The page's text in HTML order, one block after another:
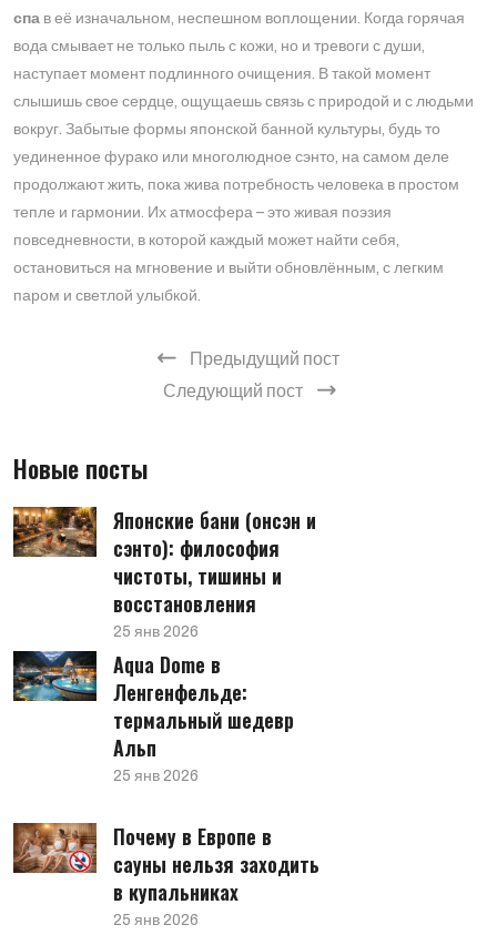
спа в её изначальном, неспешном воплощении. Когда горячая
вода смывает не только пыль с кожи, но и тревоги с души,
наступает момент подлинного очищения. В такой момент
слышишь свое сердце, ощущаешь связь с природой и с людьми
вокруг. Забытые формы японской банной культуры, будь то
уединенное фурако или многолюдное сэнто, на самом деле
продолжают жить, пока жива потребность человека в простом
тепле и гармонии. Их атмосфера – это живая поэзия
повседневности, в которой каждый может найти себя,
остановиться на мгновение и выйти обновлённым, с легким
паром и светлой улыбкой.
Предыдущий пост
Следующий пост
Новые посты
Японские бани (онсэн и
сэнто): философия
чистоты, тишины и
восстановления
25 янв 2026
Aqua Dome в
Ленгенфельде:
термальный шедевр
Альп
25 янв 2026
Почему в Европе в
сауны нельзя заходить
в купальниках
25 янв 2026